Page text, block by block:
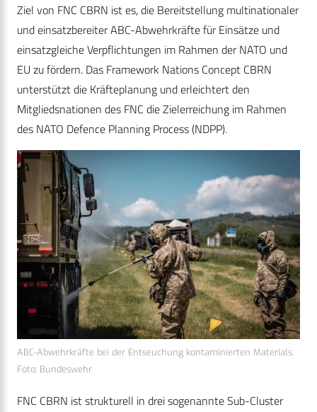
Ziel von FNC CBRN ist es, die Bereitstellung multinationaler
und einsatzbereiter ABC-Abwehrkräfte für Einsätze und
einsatzgleiche Verpflichtungen im Rahmen der NATO und
EU zu fördern. Das Framework Nations Concept CBRN
unterstützt die Kräfteplanung und erleichtert den
Mitgliedsnationen des FNC die Zielerreichung im Rahmen
des NATO Defence Planning Process (NDPP).
ABC-Abwehrkräfte bei der Entseuchung kontaminierten Materials.
Foto: Bundeswehr
FNC CBRN ist strukturell in drei sogenannte Sub-Cluster